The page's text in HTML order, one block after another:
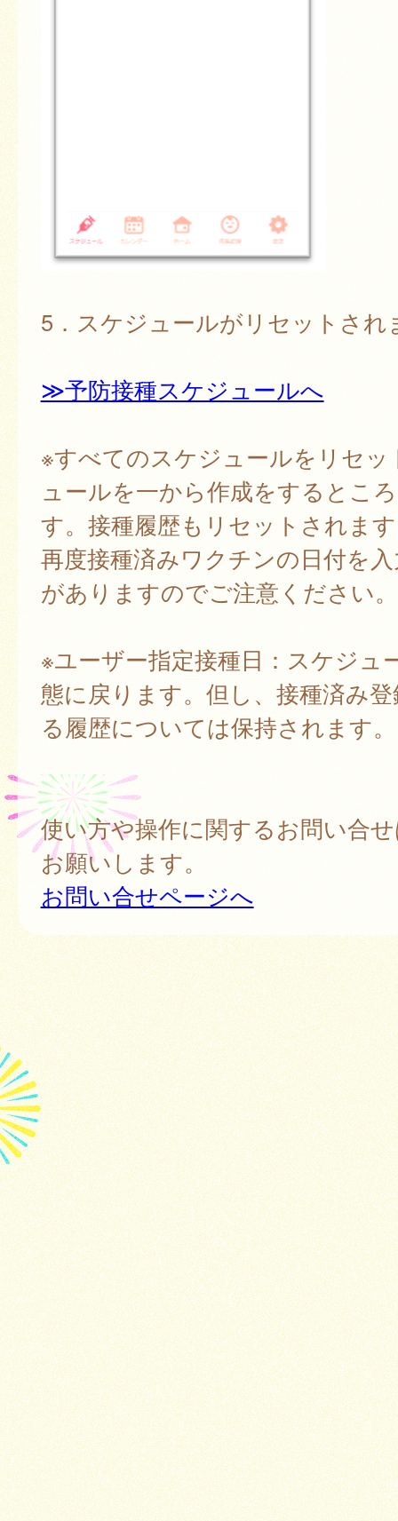
5．スケジュールがリセットされ
≫予防接種スケジュールへ
※すべてのスケジュールをリセッ
ュールを一から作成をするとこ
す。接種履歴もリセットされま
再度接種済みワクチンの日付を
がありますのでご注意ください。
※ユーザー指定接種日：スケジュ
態に戻ります。但し、接種済み
る履歴については保持されます。
使い方や操作に関するお問い合
お願いします。
お問い合せページへ